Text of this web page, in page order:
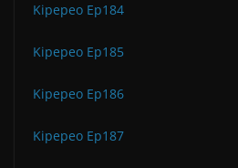
Kipepeo Ep184
Kipepeo Ep185
Kipepeo Ep186
Kipepeo Ep187